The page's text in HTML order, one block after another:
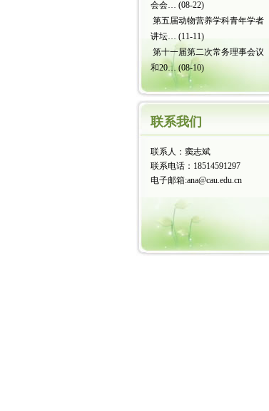
会会… (08-22)
第五届动物营养学科青年学者
讲坛… (11-11)
第十一届第二次常务理事会议
和20…(08-10)
联系我们
联系人：窦志斌
联系电话：18514591297
电子邮箱:ana@cau.edu.cn